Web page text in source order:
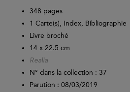
348 pages
1 Carte(s), Index, Bibliographie
Livre broché
14 x 22.5 cm
Realia
N° dans la collection : 37
Parution : 08/03/2019